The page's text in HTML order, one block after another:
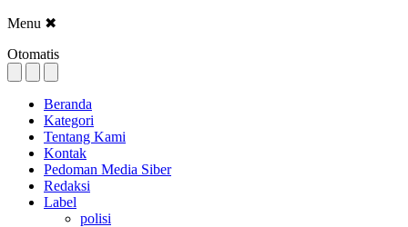
Menu ✖
Otomatis
Beranda
Kategori
Tentang Kami
Kontak
Pedoman Media Siber
Redaksi
Label
polisi